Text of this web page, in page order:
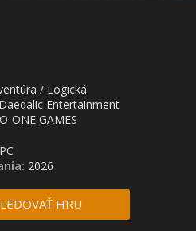
/ Logická
Daedalic Entertainment
ONE GAMES
PC
2026
HRU